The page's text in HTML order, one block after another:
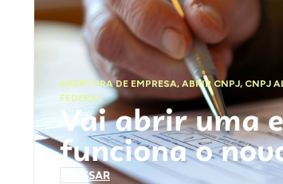
ABERTURA DE EMPRESA,ABRIR CNPJ, CNPJ
FEDERAL
Vai abrir uma
funciona o
ACESSAR